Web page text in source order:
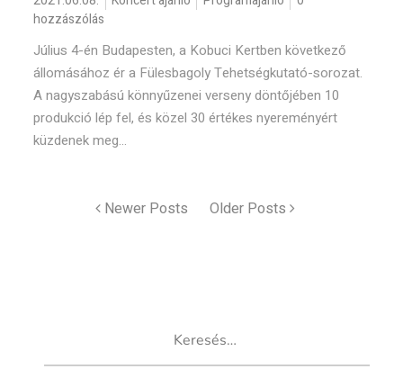
hozzászólás
Július 4-én Budapesten, a Kobuci Kertben következő
állomásához ér a Fülesbagoly Tehetségkutató-sorozat.
A nagyszabású könnyűzenei verseny döntőjében 10
produkció lép fel, és közel 30 értékes nyereményért
küzdenek meg...
Newer Posts Older Posts